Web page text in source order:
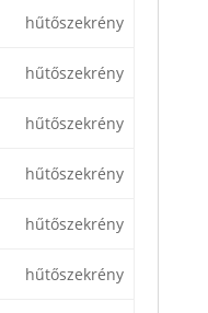
hűtőszekrény
hűtőszekrény
hűtőszekrény
hűtőszekrény
hűtőszekrény
hűtőszekrény